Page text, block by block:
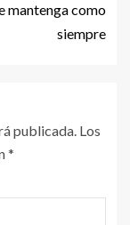
mantenga como
siempre
publicada. Los
*